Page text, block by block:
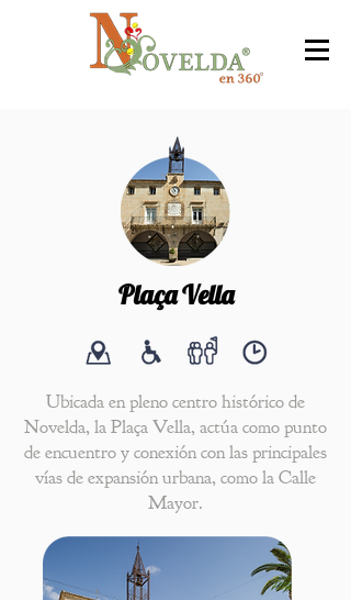
Plaça Vella
Ubicada en pleno centro histórico de
Novelda, la Plaça Vella, actúa como punto
de encuentro y conexión con las principales
vías de expansión urbana, como la Calle
Mayor.